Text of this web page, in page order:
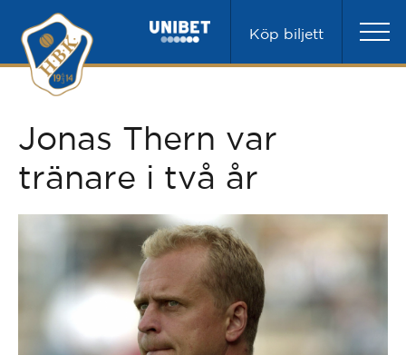
Köp biljett
Jonas Thern var
tränare i två år